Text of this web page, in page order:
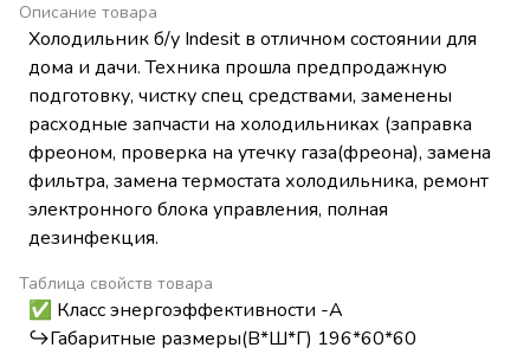
Описание товара
Холодильник б/у Indesit в отличном состоянии для
дома и дачи. Техника прошла предпродажную
подготовку, чистку спец средствами, заменены
расходные запчасти на холодильниках (заправка
фреоном, проверка на утечку газа(фреона), замена
фильтра, замена термостата холодильника, ремонт
электронного блока управления, полная
дезинфекция.
Таблица свойств товара
✅ Класс энергоэффективности -А
↪️Габаритные размеры(В*Ш*Г) 196*60*60